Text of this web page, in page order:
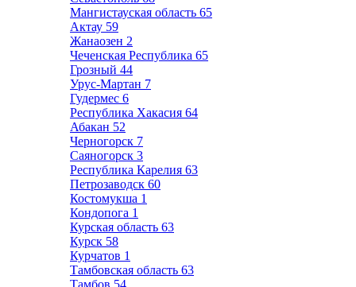
Мангистауская область 65
Актау 59
Жанаозен 2
Чеченская Республика 65
Грозный 44
Урус-Мартан 7
Гудермес 6
Республика Хакасия 64
Абакан 52
Черногорск 7
Саяногорск 3
Республика Карелия 63
Петрозаводск 60
Костомукша 1
Кондопога 1
Курская область 63
Курск 58
Курчатов 1
Тамбовская область 63
Тамбов 54